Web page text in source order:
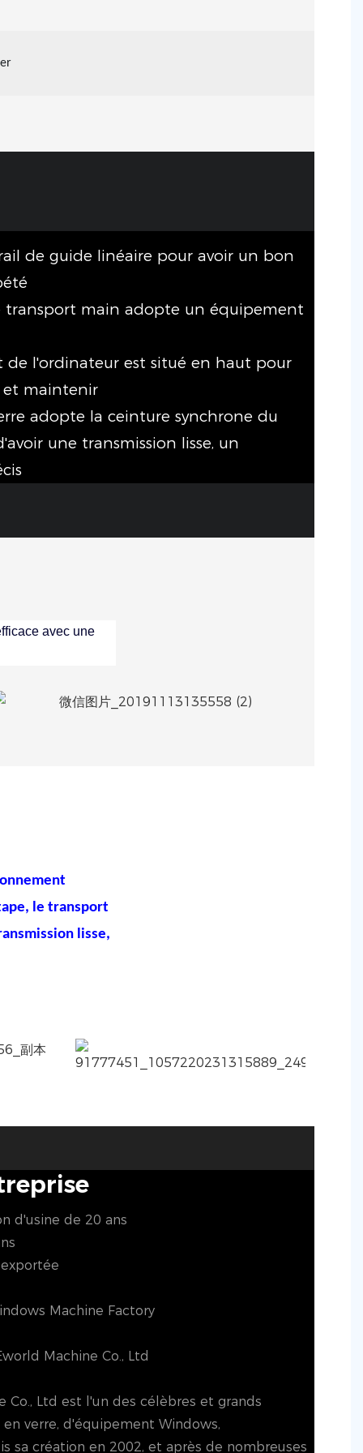
de guide linéaire pour avoir un bon
transport main adopte un équipement
de l'ordinateur est situé en haut pour
et maintenir
adopte la ceinture synchrone du
une transmission lisse, un
avec une
le transport
lisse,
d'usine de 20 ans
Machine Factory
Machine Co., Ltd
Co., Ltd est l'un des célèbres et grands
verre, d'équipement Windows,
sa création en 2002, et après de nombreuses